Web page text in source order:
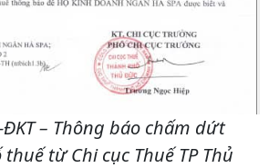
ĐKT – Thông báo chấm dứt
từ Chi cục Thuế TP Thủ